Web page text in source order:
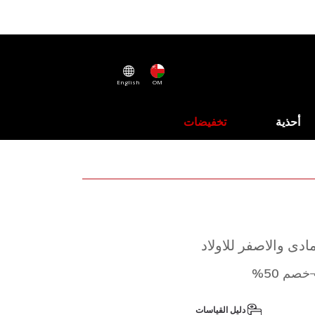
OM
English
أحذية تخفيضات
والاصفر للاولاد
منإلى
خصم 50%